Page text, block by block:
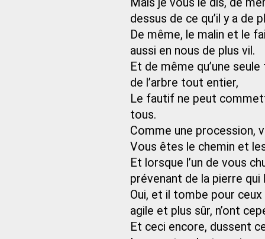
dessus de ce qu’il y a de
De même, le malin et le
aussi en nous de plus vil.
Et de même qu’une
de l’arbre tout entier,
Le fautif ne peut
tous.
Comme une procession,
Vous êtes le chemin et
Et lorsque l’un de vous
prévenant de la pierre qui
Oui, et il tombe pour ceux
agile et plus sûr, n’ont
Et ceci encore, dussent